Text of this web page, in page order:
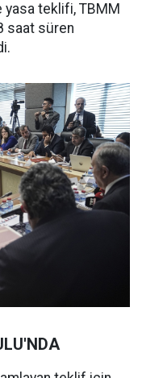
teklifi, TBMM
saat süren